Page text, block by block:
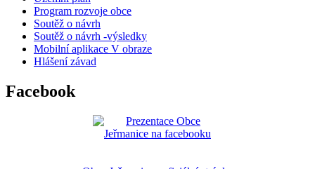
Program rozvoje obce
Soutěž o návrh
Soutěž o návrh -výsledky
Mobilní aplikace V obraze
Hlášení závad
Facebook